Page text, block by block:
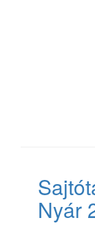
Nyár